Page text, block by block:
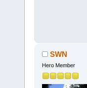
SWN
Hero Member